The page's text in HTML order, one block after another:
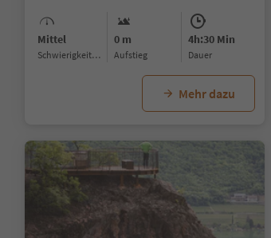
Mittel
Schwierigkeitsgrad
0 m
Aufstieg
4h:30 Min
Dauer
Mehr dazu